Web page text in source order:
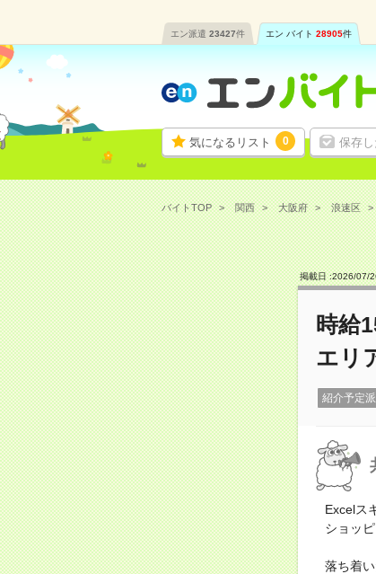
エン派遣 23427件 エン バイト 28905件
気になるリスト 0 保存
バイトTOP 関西 大阪府 浪速区
掲載日 :2026/07/
時給
エリ
紹介予定
Excelス
ショッ
落ち着